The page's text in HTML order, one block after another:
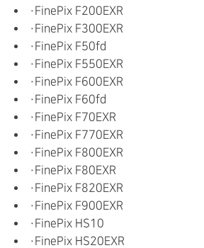
・FinePix F200EXR
・FinePix F300EXR
・FinePix F50fd
・FinePix F550EXR
・FinePix F600EXR
・FinePix F60fd
・FinePix F70EXR
・FinePix F770EXR
・FinePix F800EXR
・FinePix F80EXR
・FinePix F820EXR
・FinePix F900EXR
・FinePix HS10
・FinePix HS20EXR